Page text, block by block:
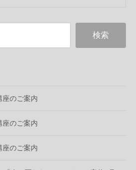
座のご案内
座のご案内
座のご案内